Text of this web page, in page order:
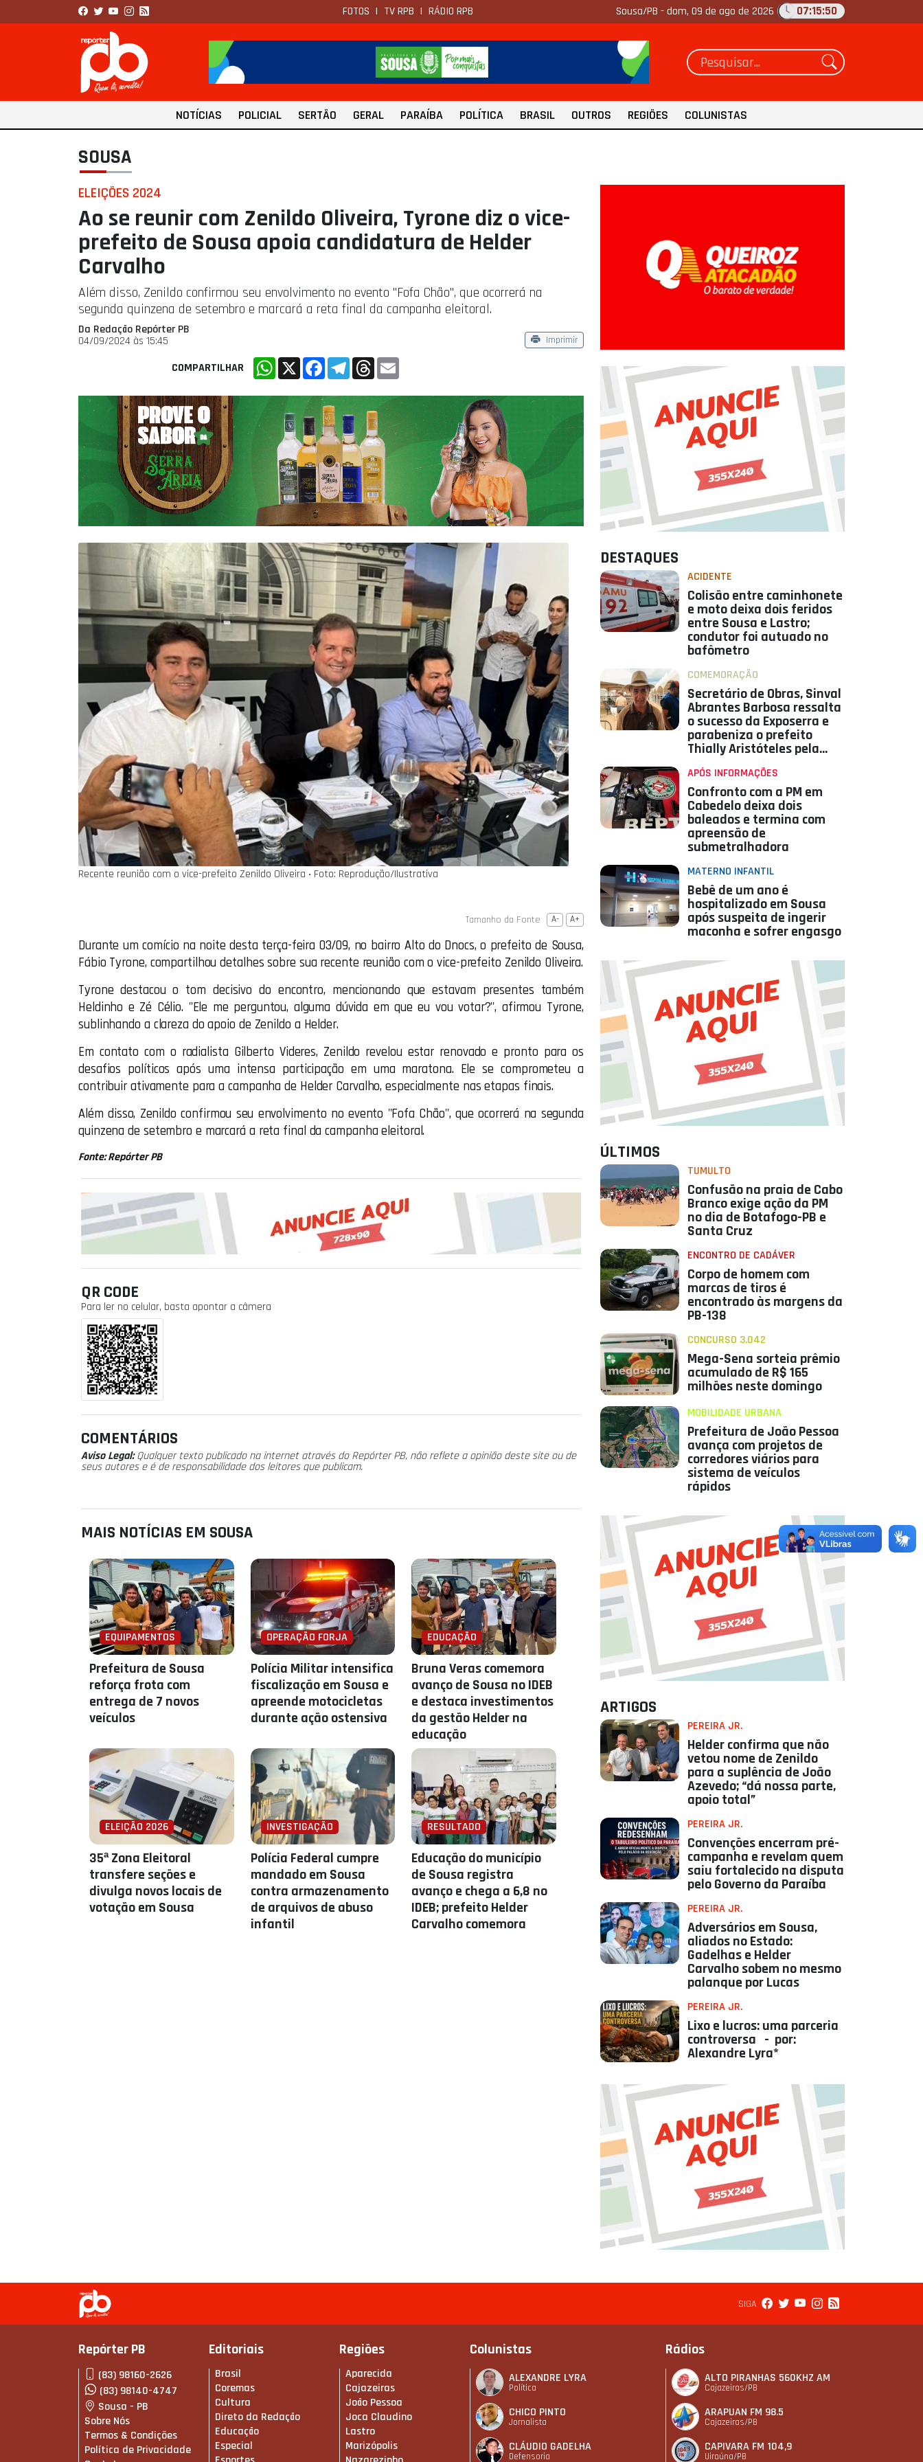
FOTOS | TV RPB | RÁDIO RPB Sousa/PB -dom, 09 de ago de 2026 07:15:52
NOTÍCIAS POLICIAL SERTÃO GERAL PARAÍBA POLÍTICA BRASIL OUTROS REGIÕES COLUNISTAS
SOUSA
ELEIÇÕES 2024
Ao se reunir com Zenildo Oliveira, Tyrone diz o vice-
prefeito de Sousa apoia candidatura de Helder
Carvalho
Além disso, Zenildo confirmou seu envolvimento no evento "Fofa Chão", que ocorrerá na
segunda quinzena de setembro e marcará a reta final da campanha eleitoral.
Da Redação Repórter PB
04/09/2024 às 15:45
Imprimir
COMPARTILHAR WhatsApp
X FacebookTelegramThreads
Recente reunião com o vice-prefeito Zenildo Oliveira ‧ Foto: Reprodução/Ilustrativa
Tamanho da Fonte A- A+
Durante um comício na noite desta terça-feira 03/09, no bairro Alto do Dnocs, o prefeito de Sousa,
Fábio Tyrone, compartilhou detalhes sobre sua recente reunião com o vice-prefeito Zenildo Oliveira.
Tyrone destacou o tom decisivo do encontro, mencionando que estavam presentes também
Heldinho e Zé Célio. "Ele me perguntou, alguma dúvida em que eu vou votar?", afirmou Tyrone,
sublinhando a clareza do apoio de Zenildo a Helder.
Em contato com o radialista Gilberto Videres, Zenildo revelou estar renovado e pronto para os
desafios políticos após uma intensa participação em uma maratona. Ele se comprometeu a
contribuir ativamente para a campanha de Helder Carvalho, especialmente nas etapas finais.
Além disso, Zenildo confirmou seu envolvimento no evento "Fofa Chão", que ocorrerá na segunda
quinzena de setembro e marcará a reta final da campanha eleitoral.
Fonte: Repórter PB
QR CODE
Para ler no celular, basta apontar a câmera
COMENTÁRIOS
Aviso Legal:Qualquer texto publicado na internet através do Repórter PB, não reflete a opinião deste site ou de
seus autores e é de responsabilidade dos leitores que publicam.
MAIS NOTÍCIAS EM SOUSA
EQUIPAMENTOS
Prefeitura de Sousa
reforça frota com
entrega de 7 novos
veículos
OPERAÇÃO FORJA
Polícia Militar intensifica
fiscalização em Sousa e
apreende motocicletas
durante ação ostensiva
EDUCAÇÃO
Bruna Veras comemora
avanço de Sousa no IDEB
e destaca investimentos
da gestão Helder na
educação
ELEIÇÃO 2026
35ª Zona Eleitoral
transfere seções e
divulga novos locais de
votação em Sousa
INVESTIGAÇÃO
Polícia Federal cumpre
mandado em Sousa
contra armazenamento
de arquivos de abuso
infantil
RESULTADO
Educação do município
de Sousa registra
avanço e chega a 6,8 no
IDEB; prefeito Helder
Carvalho comemora
DESTAQUES
ACIDENTE
Colisão entre caminhonete
e moto deixa dois feridos
entre Sousa e Lastro;
condutor foi autuado no
bafômetro
COMEMORAÇÃO
Secretário de Obras, Sinval
Abrantes Barbosa ressalta
o sucesso da Exposerra e
parabeniza o prefeito
Thially Aristóteles pela
APÓS INFORMAÇÕES
Confronto com a PM em
Cabedelo deixa dois
baleados e termina com
apreensão de
submetralhadora
MATERNO INFANTIL
Bebê de um ano é
hospitalizado em Sousa
após suspeita de ingerir
maconha e sofrer engasgo
ÚLTIMOS
TUMULTO
Confusão na praia de Cabo
Branco exige ação da PM
no dia de Botafogo-PB e
Santa Cruz
ENCONTRO DE CADÁVER
Corpo de homem com
marcas de tiros é
encontrado às margens da
PB-138
CONCURSO 3.042
Mega-Sena sorteia prêmio
acumulado de R$ 165
milhões neste domingo
MOBILIDADE URBANA
Prefeitura de João Pessoa
avança com projetos de
corredores viários para
sistema de veículos
rápidos
ARTIGOS
PEREIRA JR.
Helder confirma que não
vetou nome de Zenildo
para a suplência de João
Azevedo; “dá nossa parte,
apoio total”
PEREIRA JR.
Convenções encerram pré-
campanha e revelam quem
saiu fortalecido na disputa
pelo Governo da Paraíba
PEREIRA JR.
Adversários em Sousa,
aliados no Estado:
Gadelhas e Helder
Carvalho sobem no mesmo
palanque por Lucas
PEREIRA JR.
Lixo e lucros: uma parceria
controversa - por:
Alexandre Lyra*
SIGA
Repórter PB
(83) 98160-2626
(83) 98140-4747
Sousa - PB
Sobre Nós
Termos & Condições
Política de Privacidade
Editoriais
Brasil
Coremas
Cultura
Direto da Redação
Educação
Especial
Regiões
Aparecida
Cajazeiras
João Pessoa
Joca Claudino
Lastro
Marizópolis
Colunistas
ALEXANDRE LYRA
Política
CHICO PINTO
Jornalista
CLÁUDIO GADELHA
Defensoria
Rádios
ALTO PIRANHAS 560KHZ AM
Cajazeiras/PB
ARAPUAN FM 98.5
Cajazeiras/PB
CAPIVARA FM 104,9
Uiraúna/PB